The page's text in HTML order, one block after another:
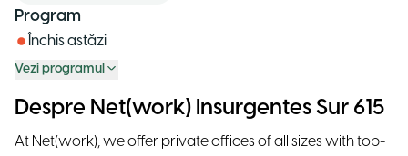
Program
Închis astăzi
Vezi programul
Despre Net(work) Insurgentes Sur 615
At Net(work), we offer private offices of all sizes with top-